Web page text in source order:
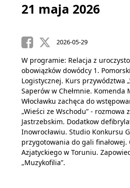
21 maja 2026
2026-05-29
W programie: Relacja z
obowiązków dowódcy 1.
Logistycznej. Kurs przywództwa
Saperów w Chełmnie. Komenda
Włocławku zachęca do
„Wieści ze Wschodu” - rozmowa
Jastrzebskim. Dodatkow
Inowrocławiu. Studio Konkursu
przygotowania do gali
Azjatyckiego w Toruniu.
„Muzykofilia”.